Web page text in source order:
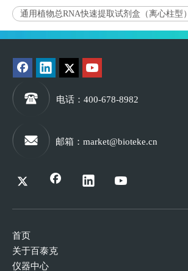
通用植物总RNA快速提取试剂盒（离心柱型）
电话 ：400-678-8982
邮箱 ： market@bioteke.cn
首页
关于百泰克
仪器中心